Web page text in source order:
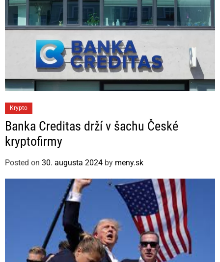
a
t
e
o
r
Krypto
Banka Creditas drží v šachu České
kryptofirmy
Posted on 30. augusta 2024 by meny.sk